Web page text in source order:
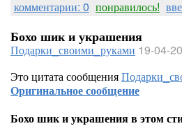
комментарии: 0 понравилось!
Бохо шик и украшения
Подарки_своими_руками 19-04-
Это цитата сообщения
Оригинальное сообщение
Бохо шик и украшения в этом